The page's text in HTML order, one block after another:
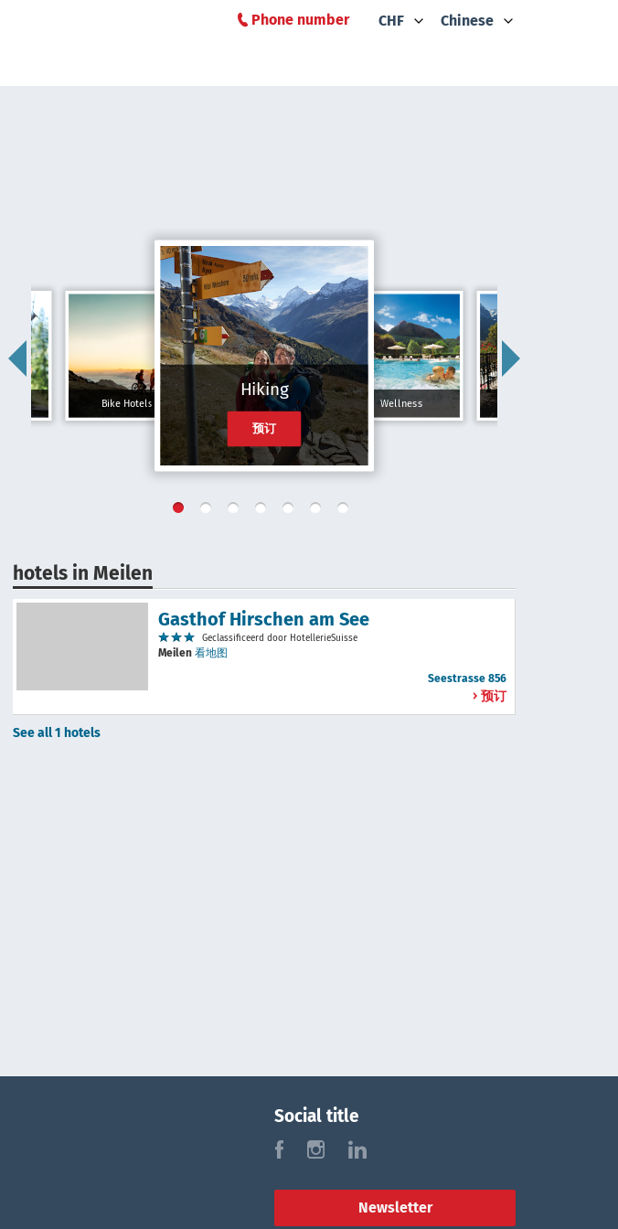
Phone number CHF Chinese
Bike Hotels
Hiking
预订
Wellness
hotels in Meilen
Gasthof Hirschen am See
Geclassificeerd door HotellerieSuisse
Meilen 看地图
Seestrasse 856
预订
See all 1 hotels
Social title
f i l
Newsletter